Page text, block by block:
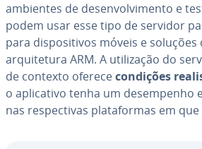
ambientes de de­sen­vol­vi­mento e
podem usar esse tipo de servidor
para dis­po­si­ti­vos móveis e soluções
ar­qui­te­tura ARM. A uti­li­za­ção do
de contexto oferececondições
o apli­ca­tivo tenha um de­sem­pe­nho
nas res­pec­ti­vas pla­ta­for­mas em